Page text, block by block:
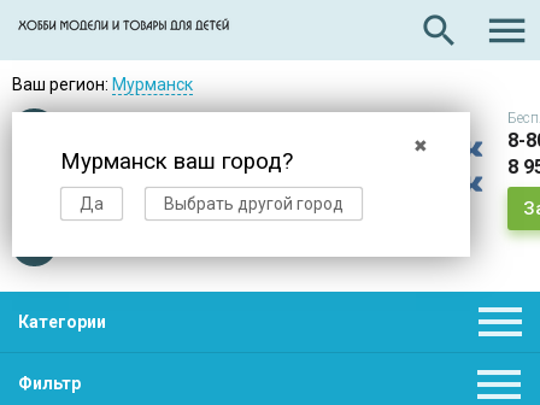
search 
Ваш регион: Мурманск
✖
Мурманск ваш город?
Да Выбрать другой город
Доставкав день заказа
8-
8
Категории 
Фильтр 